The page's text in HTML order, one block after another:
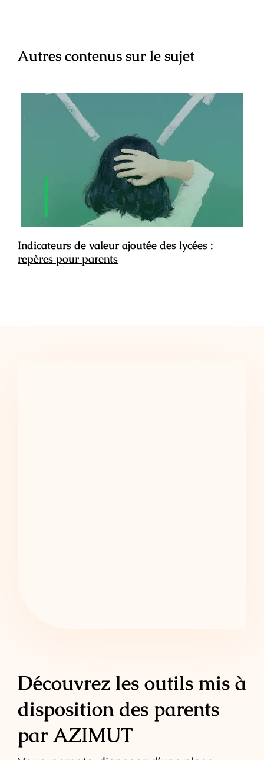
Autres contenus sur le sujet
Indicateurs de valeur ajoutée des lycées :
repères pour parents
Découvrez les outils mis à
disposition des parents
par AZIMUT